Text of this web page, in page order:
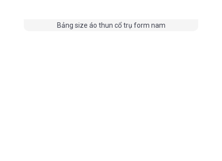
Bảng size áo thun cổ trụ form nam